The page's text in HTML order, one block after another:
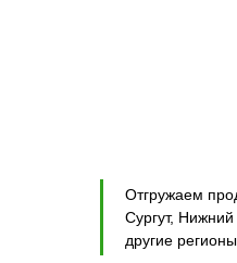
Отгружаем
Сургут,
другие регионы